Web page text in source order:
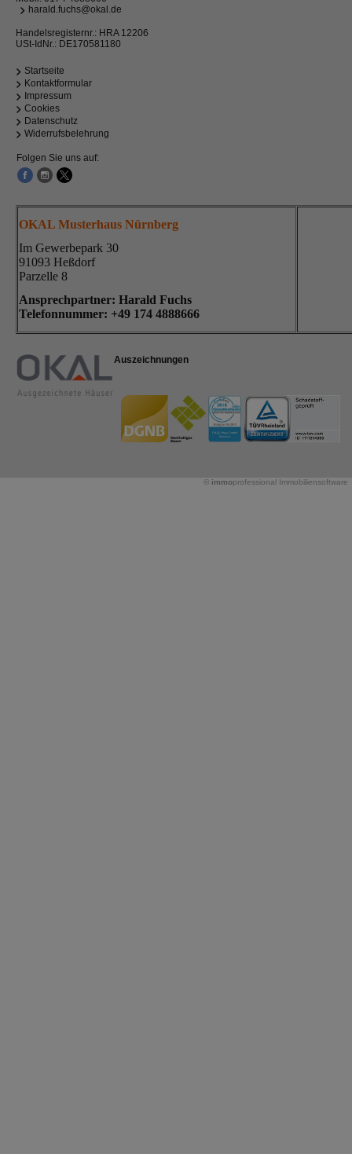
harald.fuchs@okal.de
Handelsregisternr.: HRA 12206
USt-IdNr.: DE170581180
Startseite
Kontaktformular
Impressum
Cookies
Datenschutz
Widerrufsbelehrung
Folgen Sie uns auf:
OKAL Musterhaus Nürnberg
Im Gewerbepark 30
91093 Heßdorf
Parzelle 8
Ansprechpartner: Harald Fuchs
Telefonnummer: +49 174 4888666
Auszeichnungen
© immoprofessional Immobiliensoftware